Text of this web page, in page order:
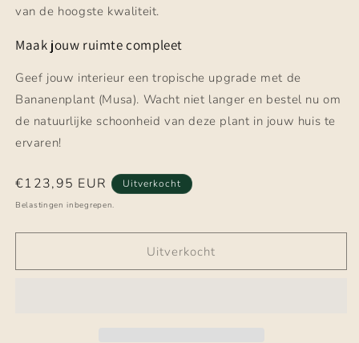
van de hoogste kwaliteit.
Maak jouw ruimte compleet
Geef jouw interieur een tropische upgrade met de
Bananenplant (Musa). Wacht niet langer en bestel nu om
de natuurlijke schoonheid van deze plant in jouw huis te
ervaren!
Normale
prijs
€123,95 EUR Uitverkocht
Belastingen inbegrepen.
Uitverkocht